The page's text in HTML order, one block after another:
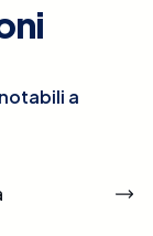
a